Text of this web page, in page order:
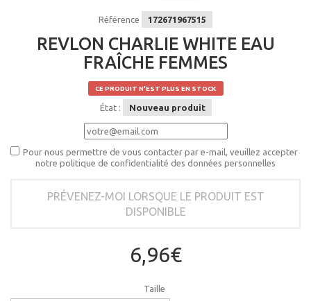
Référence 172671967515
REVLON CHARLIE WHITE EAU
FRAÎCHE FEMMES
CE PRODUIT N'EST PLUS EN STOCK
État : Nouveau produit
Pour nous permettre de vous contacter par e-mail, veuillez accepter
notre politique de confidentialité des données personnelles
PRÉVENEZ-MOI LORSQUE LE PRODUIT EST
DISPONIBLE
6,96€
Taille